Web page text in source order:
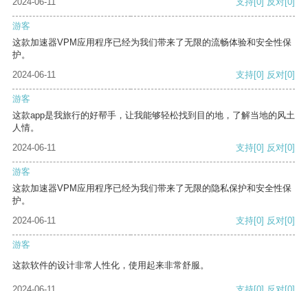
游客
这款加速器VPM应用程序已经为我们带来了无限的流畅体验和安全性保
护。
2024-06-11
支持[0] 反对[0]
游客
这款app是我旅行的好帮手，让我能够轻松找到目的地，了解当地的风土
人情。
2024-06-11
支持[0] 反对[0]
游客
这款加速器VPM应用程序已经为我们带来了无限的隐私保护和安全性保
护。
2024-06-11
支持[0] 反对[0]
游客
这款软件的设计非常人性化，使用起来非常舒服。